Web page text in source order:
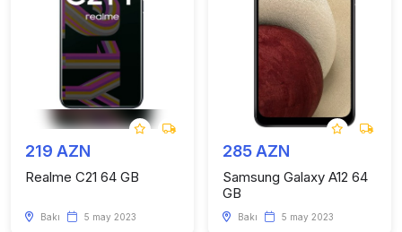
219 AZN
Realme C21 64 GB
Bakı 5 may 2023
285 AZN
Samsung Galaxy A12 64
GB
Bakı 5 may 2023